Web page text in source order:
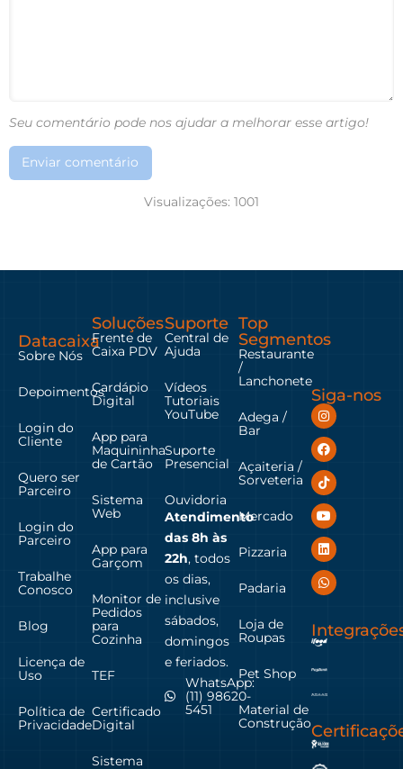
Seu comentário pode nos ajudar a melhorar esse artigo!
Enviar comentário
Visualizações: 1001
Datacaixa
Sobre Nós
Depoimentos
Login do
Cliente
Quero ser
Parceiro
Login do
Parceiro
Trabalhe
Conosco
Blog
Licença de
Uso
Política de
Privacidade
Soluções
Frente de
Caixa PDV
Cardápio
Digital
App para
Maquininha
de Cartão
Sistema
Web
App para
Garçom
Monitor de
Pedidos
para
Cozinha
TEF
Certificado
Digital
Sistema
Suporte
Central de
Ajuda
Vídeos
Tutoriais
YouTube
Suporte
Presencial
Ouvidoria
Atendimento
das 8h às
22h, todos
os dias,
inclusive
sábados,
domingos
e feriados.
WhatsApp:
(11) 98620-
5451
Top
Segmentos
Restaurante
/
Lanchonete
Adega /
Bar
Açaiteria /
Sorveteria
Mercado
Pizzaria
Padaria
Loja de
Roupas
Pet Shop
Material de
Construção
Siga-nos